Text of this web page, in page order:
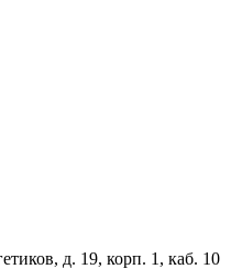
д. 19, корп. 1, каб. 10